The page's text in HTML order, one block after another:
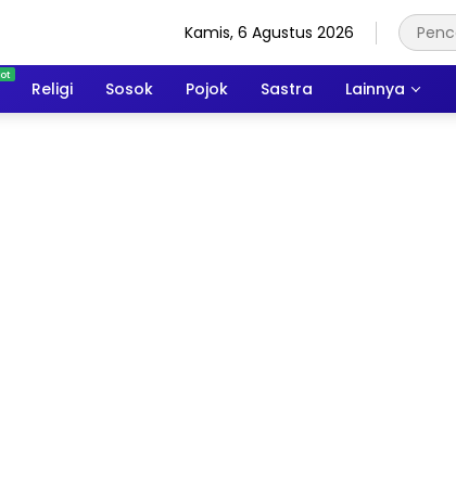
Kamis, 6 Agustus 2026
Religi Sosok Pojok Sastra Lainnya